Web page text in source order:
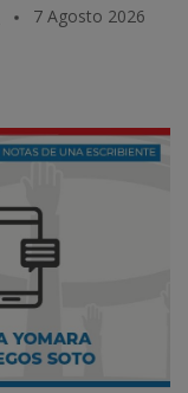
7 Agosto 2026